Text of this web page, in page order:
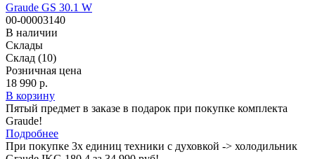
Graude GS 30.1 W
00-00003140
В наличии
Склады
Склад (10)
Розничная цена
18 990 р.
В корзину
Пятый предмет в заказе в подарок при покупке комплекта
Graude!
Подробнее
При покупке 3х единиц техники с духовкой -> холодильник